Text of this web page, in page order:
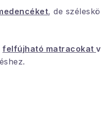
, de
felfújható matracokat